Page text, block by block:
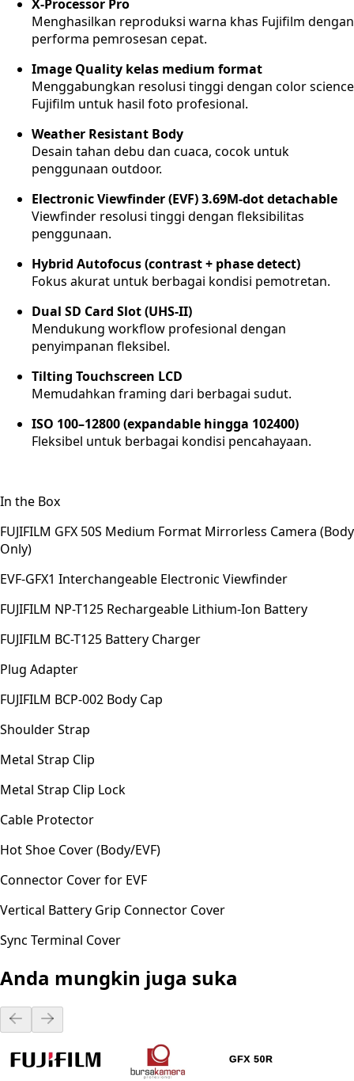
X-Processor Pro
Menghasilkan reproduksi warna khas Fujifilm dengan
performa pemrosesan cepat.
Image Quality kelas medium format
Menggabungkan resolusi tinggi dengan color science
Fujifilm untuk hasil foto profesional.
Weather Resistant Body
Desain tahan debu dan cuaca, cocok untuk
penggunaan outdoor.
Electronic Viewfinder (EVF) 3.69M-dot detachable
Viewfinder resolusi tinggi dengan fleksibilitas
penggunaan.
Hybrid Autofocus (contrast + phase detect)
Fokus akurat untuk berbagai kondisi pemotretan.
Dual SD Card Slot (UHS-II)
Mendukung workflow profesional dengan
penyimpanan fleksibel.
Tilting Touchscreen LCD
Memudahkan framing dari berbagai sudut.
ISO 100–12800 (expandable hingga 102400)
Fleksibel untuk berbagai kondisi pencahayaan.
In the Box
FUJIFILM GFX 50S Medium Format Mirrorless Camera (Body
Only)
EVF-GFX1 Interchangeable Electronic Viewfinder
FUJIFILM NP-T125 Rechargeable Lithium-Ion Battery
FUJIFILM BC-T125 Battery Charger
Plug Adapter
FUJIFILM BCP-002 Body Cap
Shoulder Strap
Metal Strap Clip
Metal Strap Clip Lock
Cable Protector
Hot Shoe Cover (Body/EVF)
Connector Cover for EVF
Vertical Battery Grip Connector Cover
Sync Terminal Cover
Anda mungkin juga suka